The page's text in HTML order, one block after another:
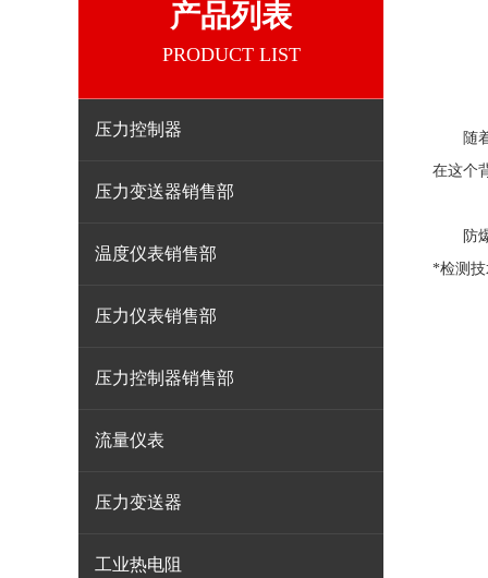
产品列表
PRODUCT LIST
压力控制器
压力变送器销售部
温度仪表销售部
压力仪表销售部
压力控制器销售部
流量仪表
压力变送器
工业热电阻
随着
在这个
防爆
*检测技